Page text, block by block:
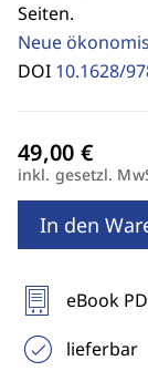
Seiten.
Neue
DOI 10.1628/
inkl. gesetzl.
In den
eBook
lieferbar